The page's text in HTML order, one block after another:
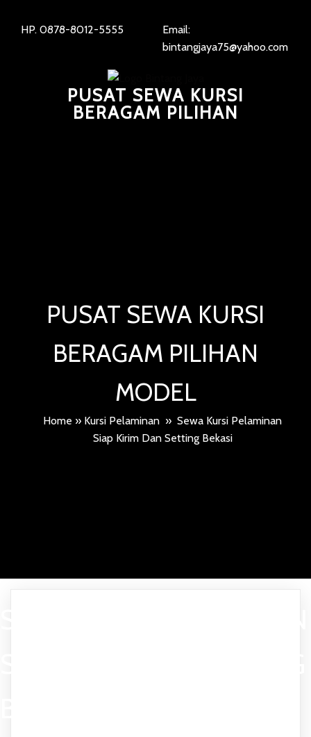
HP. 0878-8012-5555
Email:
bintangjaya75@yahoo.com
PUSAT SEWA KURSI
BERAGAM PILIHAN
PUSAT SEWA KURSI
BERAGAM PILIHAN
MODEL
Home » Kursi Pelaminan » Sewa Kursi Pelaminan
Siap Kirim Dan Setting Bekasi